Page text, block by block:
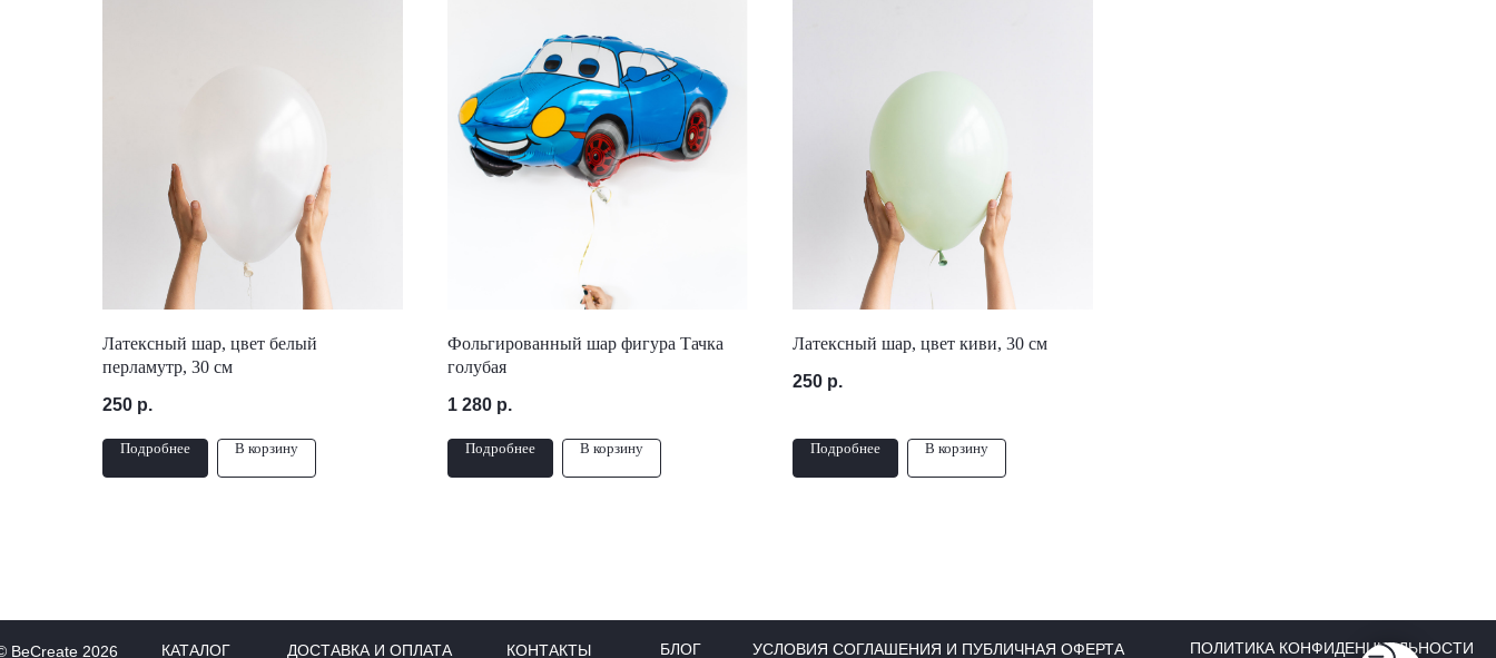
Латексный шар, цвет белый
перламутр, 30 см
250 р.
Подробнее В корзину
Фольгированный шар фигура Тачка
голубая
1 280 р.
Подробнее В корзину
Латексный шар, цвет киви, 30 см
250 р.
Подробнее В корзину
КАТАЛОГ
BeCreate 2026 ДОСТАВКА И ОПЛАТА КОНТАКТЫ ПОЛИТИКА КОНФИДЕНЦИАЛЬНОСТИ
БЛОГ УСЛОВИЯ СОГЛАШЕНИЯ И ПУБЛИЧНАЯ ОФЕРТА